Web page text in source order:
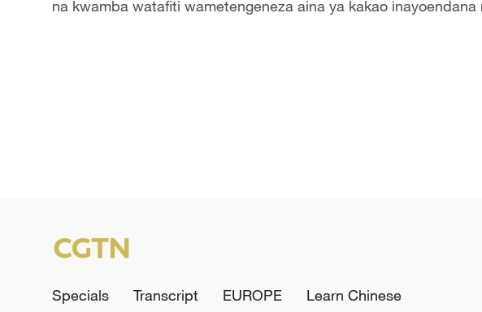
na kwamba watafiti wametengeneza aina ya kakao
Specials Transcript EUROPE Learn Chinese